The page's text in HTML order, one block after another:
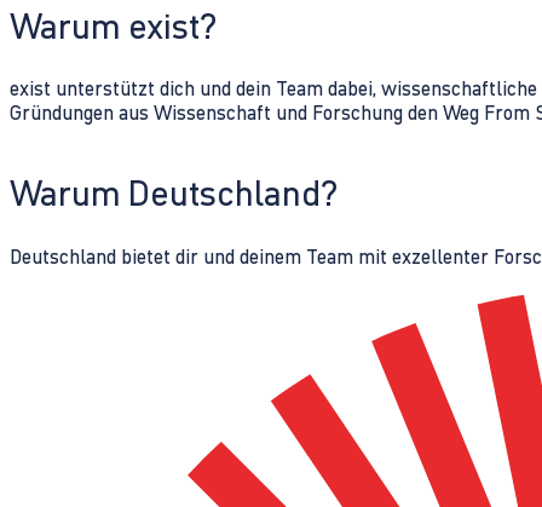
Warum exist?
exist unterstützt dich und dein Team dabei,
Gründungen aus Wissenschaft und Forschung den Weg From
Warum Deutschland?
Deutschland bietet dir und deinem Team mit exzellenter